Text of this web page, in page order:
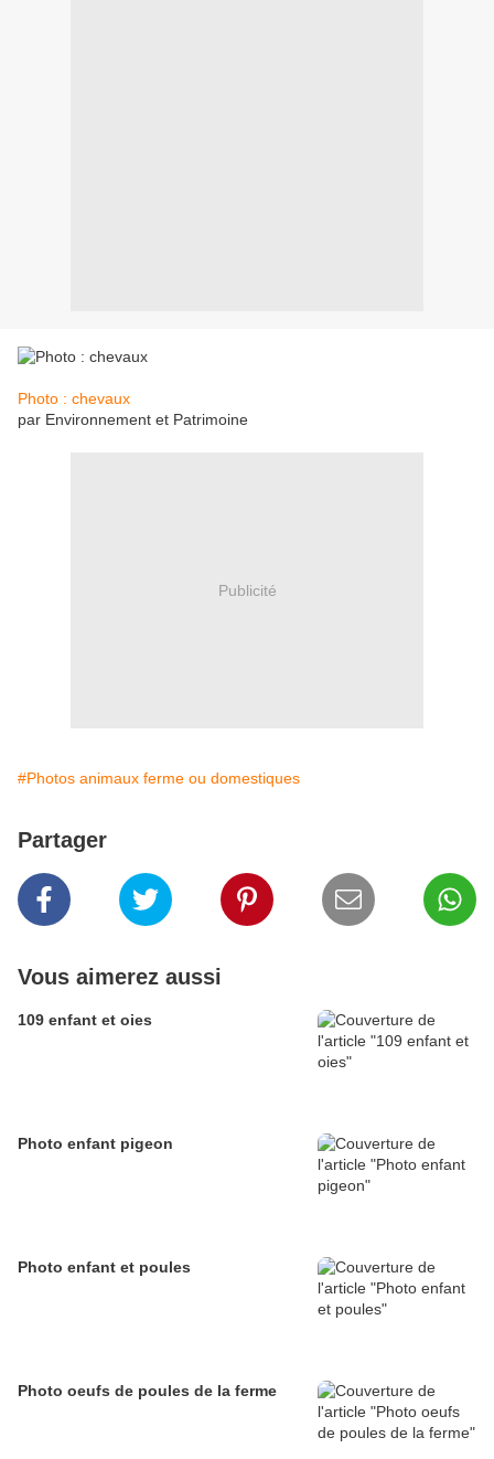
Photo : chevaux
par Environnement et Patrimoine
Publicité
#Photos animaux ferme ou domestiques
Partager
Vous aimerez aussi
109 enfant et oies
Photo enfant pigeon
Photo enfant et poules
Photo oeufs de poules de la ferme